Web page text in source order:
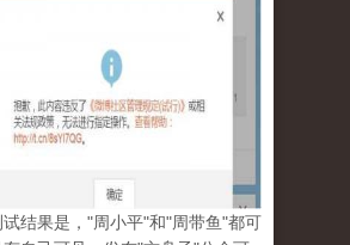
试结果是，"周小平"和"周带鱼"都可